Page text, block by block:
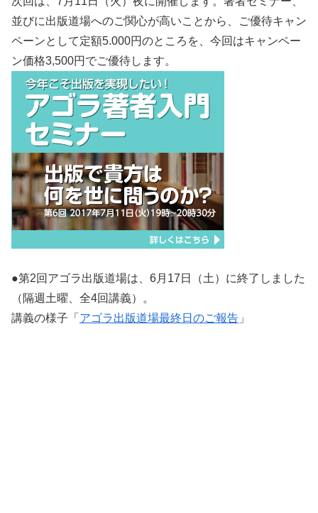
並びに出版道場へのご関心が高いことから、ご優待キャン
ペーンとして定額5.000円のところを、今回はキャンペー
ン価格3,500円でご優待します。
●第2回アゴラ出版道場は、6月17日（土）に終了しました
（隔週土曜、全4回講義）。
講義の様子「 アゴラ出版道場最終日のご報告 」